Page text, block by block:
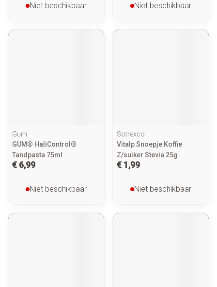
Niet beschikbaar Niet beschikbaar
Gum
GUM® HaliControl®
Tandpasta 75ml
€ 6,99
Niet beschikbaar
Sotrexco
Vitalp Snoepje Koffie
Z/suiker Stevia 25g
€ 1,99
Niet beschikbaar